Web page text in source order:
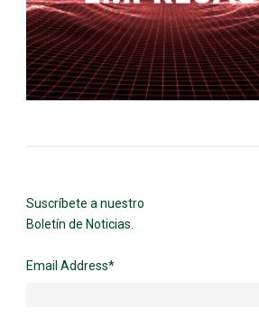
Suscríbete a nuestro
Boletín de Noticias.
Email Address*